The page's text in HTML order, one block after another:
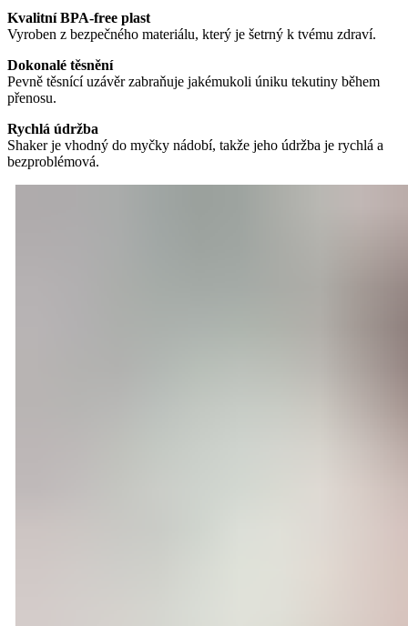
Kvalitní BPA-free plast
Vyroben z bezpečného materiálu, který je šetrný k tvému zdraví.
Dokonalé těsnění
Pevně těsnící uzávěr zabraňuje jakémukoli úniku tekutiny během
přenosu.
Rychlá údržba
Shaker je vhodný do myčky nádobí, takže jeho údržba je rychlá a
bezproblémová.